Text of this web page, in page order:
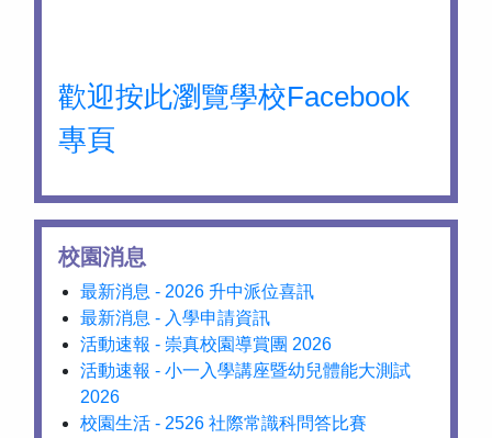
歡迎按此瀏覽學校Facebook
專頁
校園消息
最新消息 - 2026 升中派位喜訊
最新消息 - 入學申請資訊
活動速報 - 崇真校園導賞團 2026
活動速報 - 小一入學講座暨幼兒體能大測試
2026
校園生活 - 2526 社際常識科問答比賽